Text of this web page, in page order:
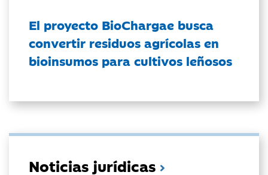
El proyecto BioChargae busca
convertir residuos agrícolas en
bioinsumos para cultivos leñosos
Noticias jurídicas